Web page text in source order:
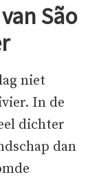
São
niet
In de
dichter
dan